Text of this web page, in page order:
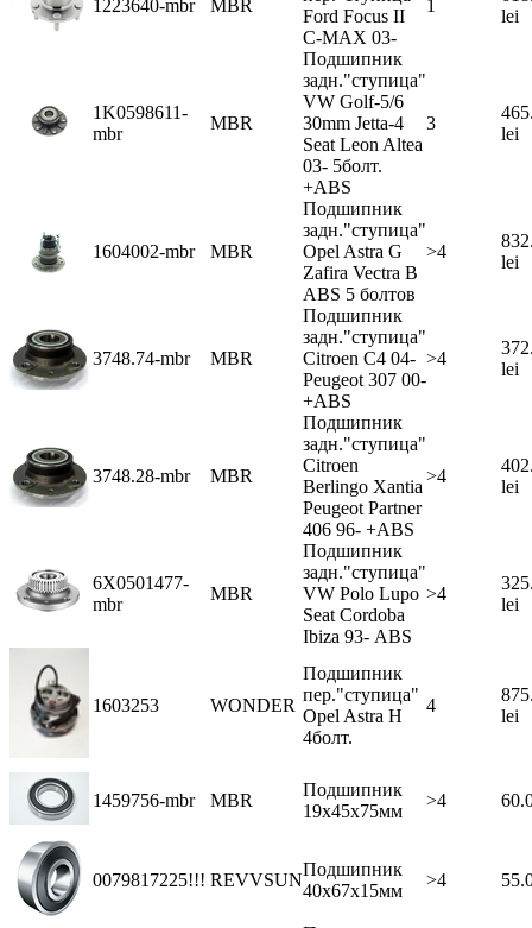
1223640-mbr MBR
Ford Focus II
C-MAX 03-
1
lei
1K0598611-
mbr
MBR
Подшипник
задн."ступица"
VW Golf-5/6
30mm Jetta-4
Seat Leon Altea
03- 5болт.
+ABS
3
lei
1604002-mbr MBR
Подшипник
задн."ступица"
Opel Astra G
Zafira Vectra B
ABS 5 болтов
>4
lei
3748.74-mbr MBR
Подшипник
задн."ступица"
Citroen C4 04-
Peugeot 307 00-
+ABS
>4
lei
3748.28-mbr MBR
Подшипник
задн."ступица"
Citroen
Berlingo Xantia
Peugeot Partner
406 96- +ABS
>4
lei
6X0501477-
mbr
MBR
Подшипник
задн."ступица"
VW Polo Lupo
Seat Cordoba
Ibiza 93- АВS
>4
lei
1603253 WONDER
Подшипник
пер."ступица"
Opel Astra H
4болт.
4
lei
1459756-mbr MBR
Подшипник
19x45x75мм
>4
0079817225!!! REVVSUN
Подшипник
40x67x15мм
>4